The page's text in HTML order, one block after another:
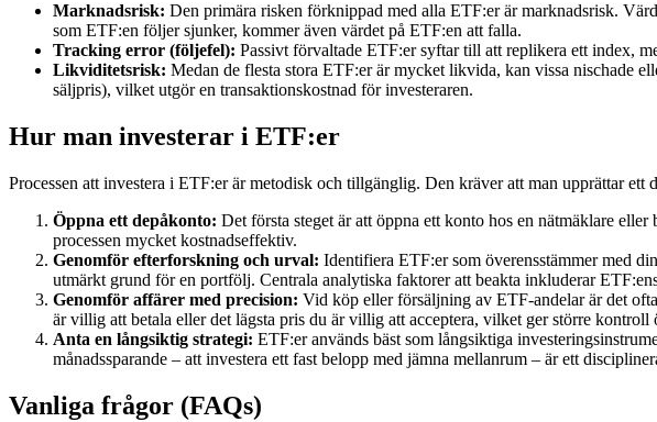
Marknadsrisk: Den primära risken förknippad med alla ETF:er är marknadsrisk.
som ETF:en följer sjunker, kommer även värdet på ETF:en att falla.
Tracking error (följefel): Passivt förvaltade ETF:er syftar till att replikera ett index,
Likviditetsrisk: Medan de flesta stora ETF:er är mycket likvida, kan vissa nischade
säljpris), vilket utgör en transaktionskostnad för investeraren.
Hur man investerar i ETF:er
Processen att investera i ETF:er är metodisk och tillgänglig. Den kräver att man upprättar
Öppna ett depåkonto: Det första steget är att öppna ett konto hos en nätmäklare
processen mycket kostnadseffektiv.
Genomför efterforskning och urval: Identifiera ETF:er som överensstämmer med
utmärkt grund för en portfölj. Centrala analytiska faktorer att beakta inkluderar
Genomför affärer med precision: Vid köp eller försäljning av ETF-andelar är det
är villig att betala eller det lägsta pris du är villig att acceptera, vilket ger större kontroll
Anta en långsiktig strategi: ETF:er används bäst som långsiktiga
månadssparande – att investera ett fast belopp med jämna mellanrum – är ett
Vanliga frågor (FAQs)